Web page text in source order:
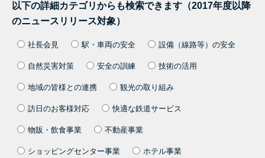
以下の詳細カテゴリからも検索できます（2017年度以降
のニュースリリース対象）
社長会見 駅・車両の安全 設備（線路等）の安全
自然災害対策 安全の訓練 技術の活用
地域の皆様との連携 観光の取り組み
訪日のお客様対応 快適な鉄道サービス
物販・飲食事業 不動産事業
ショッピングセンター事業 ホテル事業